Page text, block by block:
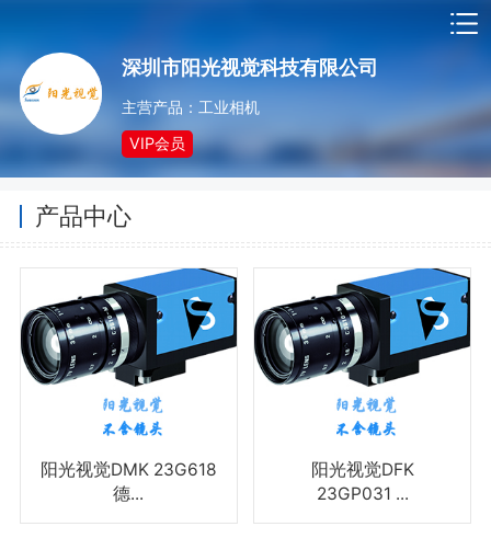
深圳市阳光视觉科技有限公司
主营产品：工业相机
VIP会员
产品中心
阳光视觉DMK 23G618
德...
阳光视觉DFK
23GP031 ...